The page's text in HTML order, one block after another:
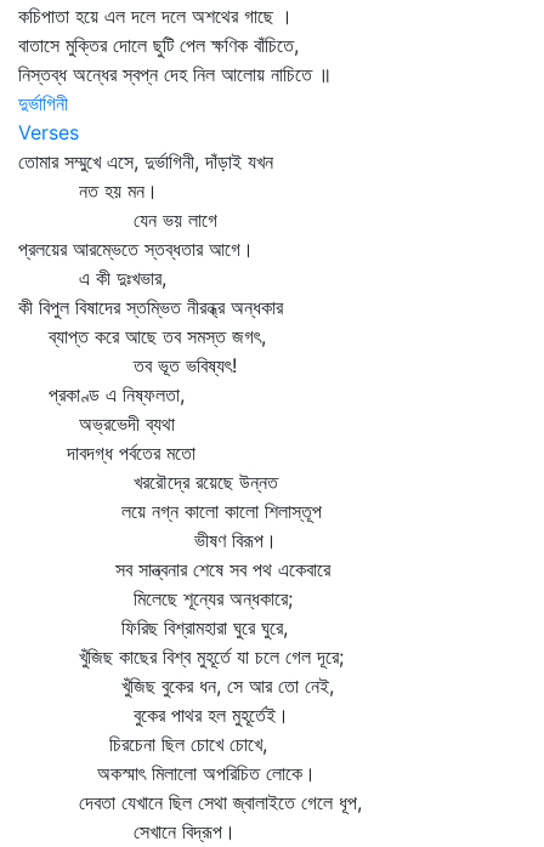
কচিপাতা হয়ে এল দলে দলে অশথের গাছে ।
বাতাসে মুক্তির দোলে ছুটি পেল ক্ষণিক বাঁচিতে,
নিস্তব্ধ অন্ধের স্বপ্ন দেহ নিল আলোয় নাচিতে ॥
দুর্ভাগিনী
Verses
তোমার সম্মুখে এসে, দুর্ভাগিনী, দাঁড়াই যখন
নত হয় মন।
যেন ভয় লাগে
প্রলয়ের আরম্ভেতে স্তব্ধতার আগে।
এ কী দুঃখভার,
কী বিপুল বিষাদের স্তম্ভিত নীরন্ধ্র অন্ধকার
ব্যাপ্ত করে আছে তব সমস্ত জগৎ,
তব ভূত ভবিষ্যৎ!
প্রকাণ্ড এ নিষ্ফলতা,
অভ্রভেদী ব্যথা
দাবদগ্ধ পর্বতের মতো
খররৌদ্রে রয়েছে উন্নত
লয়ে নগ্ন কালো কালো শিলাস্তূপ
ভীষণ বিরূপ।
সব সান্ত্বনার শেষে সব পথ একেবারে
মিলেছে শূন্যের অন্ধকারে;
ফিরিছ বিশ্রামহারা ঘুরে ঘুরে,
খুঁজিছ কাছের বিশ্ব মুহূর্তে যা চলে গেল দূরে;
খুঁজিছ বুকের ধন, সে আর তো নেই,
বুকের পাথর হল মুহূর্তেই।
চিরচেনা ছিল চোখে চোখে,
অকস্মাৎ মিলালো অপরিচিত লোকে।
দেবতা যেখানে ছিল সেথা জ্বালাইতে গেলে ধূপ,
সেখানে বিদ্রূপ।